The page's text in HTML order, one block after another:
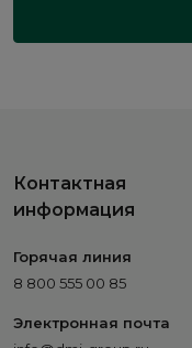
Контактная
информация
Горячая линия
8 800 555 00 85
Электронная почта